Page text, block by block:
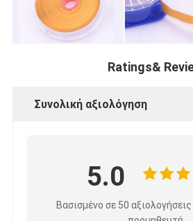
Ratings&
Συνολική αξιολόγηση
5.0
Βασισμένο σε 50